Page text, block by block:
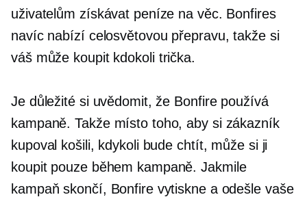
uživatelům získávat peníze na věc. Bonfires
navíc nabízí celosvětovou přepravu, takže si
váš může koupit kdokoli trička.
Je důležité si uvědomit, že Bonfire používá
kampaně. Takže místo toho, aby si zákazník
kupoval košili, kdykoli bude chtít, může si ji
koupit pouze během kampaně. Jakmile
kampaň skončí, Bonfire vytiskne a odešle vaše